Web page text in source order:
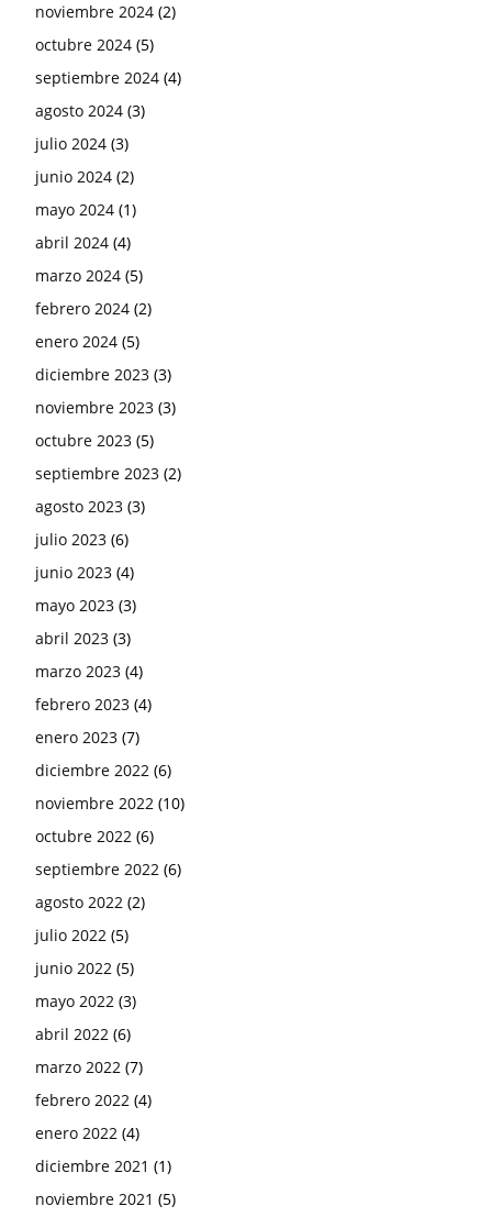
noviembre 2024 (2)
octubre 2024 (5)
septiembre 2024 (4)
agosto 2024 (3)
julio 2024 (3)
junio 2024 (2)
mayo 2024 (1)
abril 2024 (4)
marzo 2024 (5)
febrero 2024 (2)
enero 2024 (5)
diciembre 2023 (3)
noviembre 2023 (3)
octubre 2023 (5)
septiembre 2023 (2)
agosto 2023 (3)
julio 2023 (6)
junio 2023 (4)
mayo 2023 (3)
abril 2023 (3)
marzo 2023 (4)
febrero 2023 (4)
enero 2023 (7)
diciembre 2022 (6)
noviembre 2022 (10)
octubre 2022 (6)
septiembre 2022 (6)
agosto 2022 (2)
julio 2022 (5)
junio 2022 (5)
mayo 2022 (3)
abril 2022 (6)
marzo 2022 (7)
febrero 2022 (4)
enero 2022 (4)
diciembre 2021 (1)
noviembre 2021 (5)